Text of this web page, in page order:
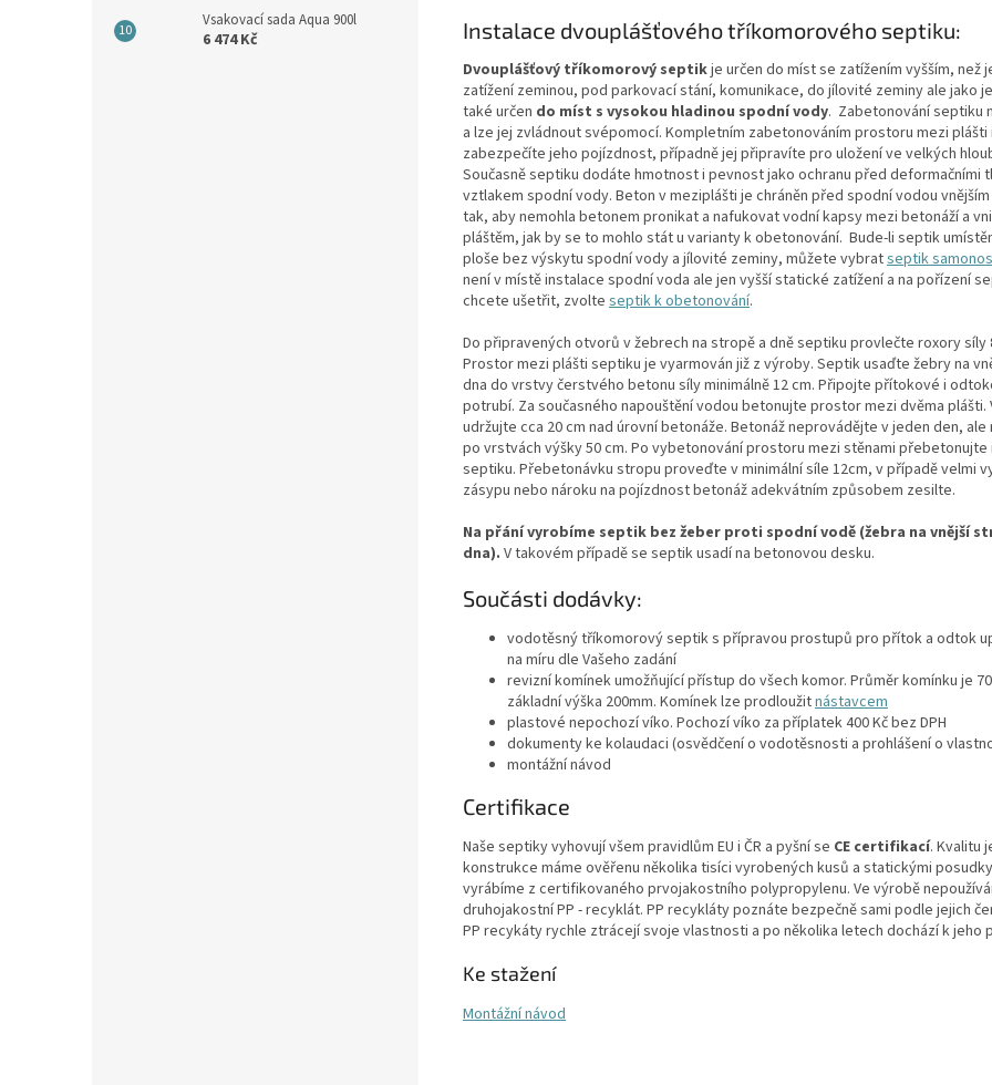
Vsakovací sada Aqua 900l
6 474 Kč Instalace dvouplášťového tříkomorového septiku:
Dvouplášťový tříkomorový septikje určen do míst se zatížením vyšším, než
zatížení zeminou, pod parkovací stání, komunikace, do jílovité zeminy ale jako
také určen do míst s vysokou hladinou spodní vody. Zabetonování septiku
a lze jej zvládnout svépomocí. Kompletním zabetonováním prostoru mezi
zabezpečíte jeho pojízdnost, případně jej připravíte pro uložení ve velkých
Současně septiku dodáte hmotnost i pevnost jako ochranu před deformačními
vztlakem spodní vody. Beton v meziplášti je chráněn před spodní vodou
tak, aby nemohla betonem pronikat a nafukovat vodní kapsy mezi betonáží a
pláštěm, jak by se to mohlo stát u varianty k obetonování. Bude-li septik
ploše bez výskytu spodní vody a jílovité zeminy, můžete vybratseptik
není v místě instalace spodní voda ale jen vyšší statické zatížení a na pořízení
chcete ušetřit, zvolte septik k obetonování.
Do připravených otvorů v žebrech na stropě a dně septiku provlečte roxory síly
Prostor mezi plášti septiku je vyarmován již z výroby. Septik usaďte žebry na
dna do vrstvy čerstvého betonu síly minimálně 12 cm. Připojte přítokové i
potrubí. Za současného napouštění vodou betonujte prostor mezi dvěma plášti.
udržujte cca 20 cm nad úrovní betonáže. Betonáž neprovádějte v jeden den, ale
po vrstvách výšky 50 cm. Po vybetonování prostoru mezi stěnami
septiku. Přebetonávku stropu proveďte v minimální síle 12cm, v případě velmi
zásypu nebo nároku na pojízdnost betonáž adekvátním způsobem zesilte.
Na přání vyrobíme septik bez žeber proti spodní vodě (žebra na vnější
dna). V takovém případě se septik usadí na betonovou desku.
Součásti dodávky:
vodotěsný tříkomorový septik s přípravou prostupů pro přítok a odtok
na míru dle Vašeho zadání
revizní komínek umožňující přístup do všech komor. Průměr komínku je
základní výška 200mm. Komínek lze prodloužitnástavcem
plastové nepochozí víko. Pochozí víko za příplatek 400 Kč bez DPH
dokumenty ke kolaudaci (osvědčení o vodotěsnosti a prohlášení o
montážní návod
Certifikace
Naše septiky vyhovují všem pravidlům EU i ČR a pyšní se CE certifikací. Kvalitu
konstrukce máme ověřenu několika tisíci vyrobených kusů a statickými
vyrábíme z certifikovaného prvojakostního polypropylenu. Ve výrobě
druhojakostní PP - recyklát. PP recykláty poznáte bezpečně sami podle jejich
PP recykáty rychle ztrácejí svoje vlastnosti a po několika letech dochází k jeho
Ke stažení
Montážní návod